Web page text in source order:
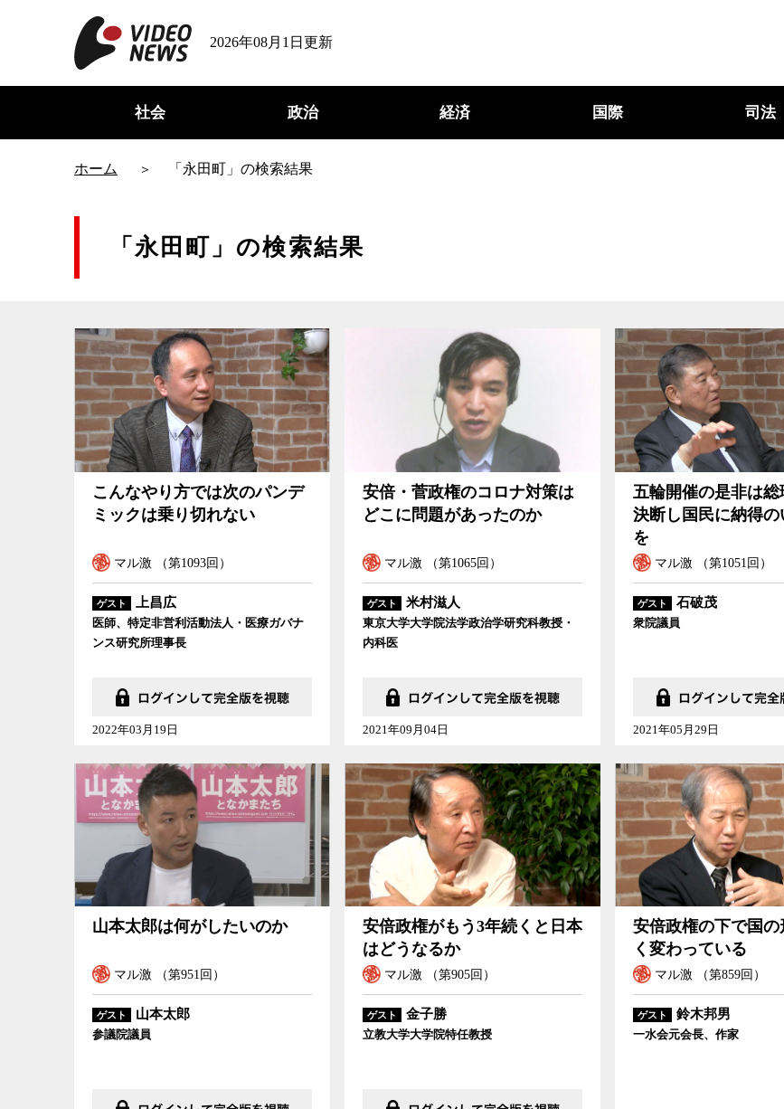
2026年08月1日更新
社会 政治 経済 国際 司法
ホーム 「永田町」の検索結果
「永田町」の検索結果
こんなやり方では次のパンデ
ミックは乗り切れない
マル激 （第1093回）
ゲスト 上昌広
医師、特定非営利活動法人・医療ガバナ
ンス研究所理事長
2022年03月19日
安倍・菅政権のコロナ対策は
どこに問題があったのか
マル激 （第1065回）
ゲスト 米村滋人
東京大学大学院法学政治学研究科教授・
内科医
2021年09月04日
五輪開催の是非は
決断し国民に納得の
を
マル激 （第1051回）
ゲスト 石破茂
衆院議員
2021年05月29日
山本太郎は何がしたいのか
マル激 （第951回）
ゲスト 山本太郎
参議院議員
安倍政権がもう3年続くと日本
はどうなるか
マル激 （第905回）
ゲスト 金子勝
立教大学大学院特任教授
安倍政権の下で国の
く変わっている
マル激 （第859回）
ゲスト 鈴木邦男
一水会元会長、作家